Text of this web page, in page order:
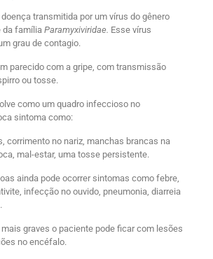
transmitida por um vírus do gênero
da famíliaParamyxiviridae. Esse vírus
grau de contagio.
parecido com a gripe, com transmissão
ou tosse.
como um quadro infeccioso no
sintoma como:
corrimento no nariz, manchas brancas na
mal-estar, uma tosse persistente.
ainda pode ocorrer sintomas como febre,
infecção no ouvido, pneumonia, diarreia
graves o paciente pode ficar com lesões
no encéfalo.